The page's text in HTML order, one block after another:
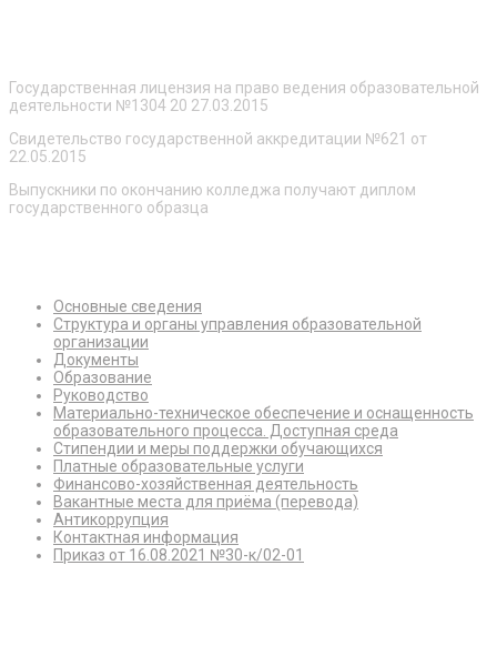
Государственная лицензия на право ведения образовательной
деятельности №1304 20 27.03.2015
Свидетельство государственной аккредитации №621 от
22.05.2015
Выпускники по окончанию колледжа получают диплом
государственного образца
Основные сведения
Структура и органы управления образовательной
организации
Документы
Образование
Руководство
Материально-техническое обеспечение и оснащенность
образовательного процесса. Доступная среда
Стипендии и меры поддержки обучающихся
Платные образовательные услуги
Финансово-хозяйственная деятельность
Вакантные места для приёма (перевода)
Антикоррупция
Контактная информация
Приказ от 16.08.2021 №30-к/02-01